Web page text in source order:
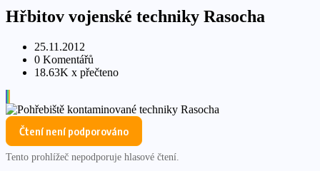
Hřbitov vojenské techniky Rasocha
25.11.2012
0 Komentářů
18.63K x přečteno
Čtení není podporováno
Tento prohlížeč nepodporuje hlasové čtení.